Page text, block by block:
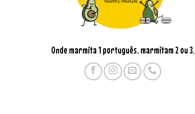
Onde marmita 1 português, marmitam 2 ou 3.